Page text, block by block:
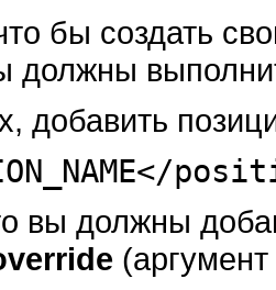
бы создать
должны
добавить
вы должны